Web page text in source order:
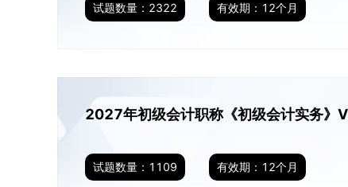
试题数量： 2322 有效期： 12个月
2027年初级会计职称《初级会计实务》
试题数量： 1109 有效期： 12个月